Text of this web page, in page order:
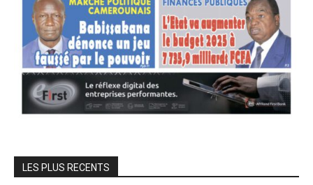
LES PLUS RECENTS